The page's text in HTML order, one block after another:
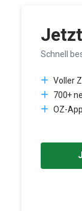
Schnell
Voller
700+
OZ-